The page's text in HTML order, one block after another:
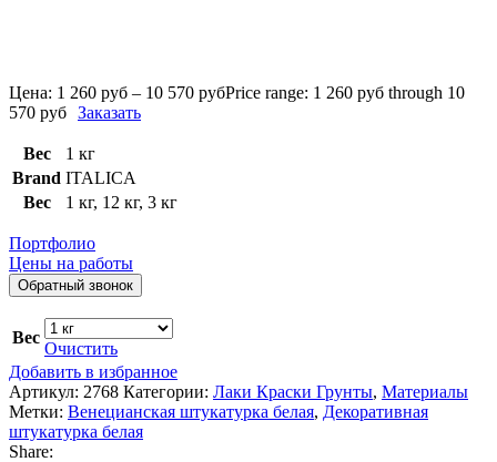
Цена: 1 260 руб – 10 570 рубPrice range: 1 260 руб through 10
570 руб Заказать
Вес
1 кг
Brand ITALICA
Вес
1 кг, 12 кг, 3 кг
Портфолио
Цены на работы
Обратный звонок
Вес
Очистить
Добавить в избранное
Артикул: 2768 Категории: Лаки Краски Грунты, Материалы
Метки: Венецианская штукатурка белая, Декоративная
штукатурка белая
Share: